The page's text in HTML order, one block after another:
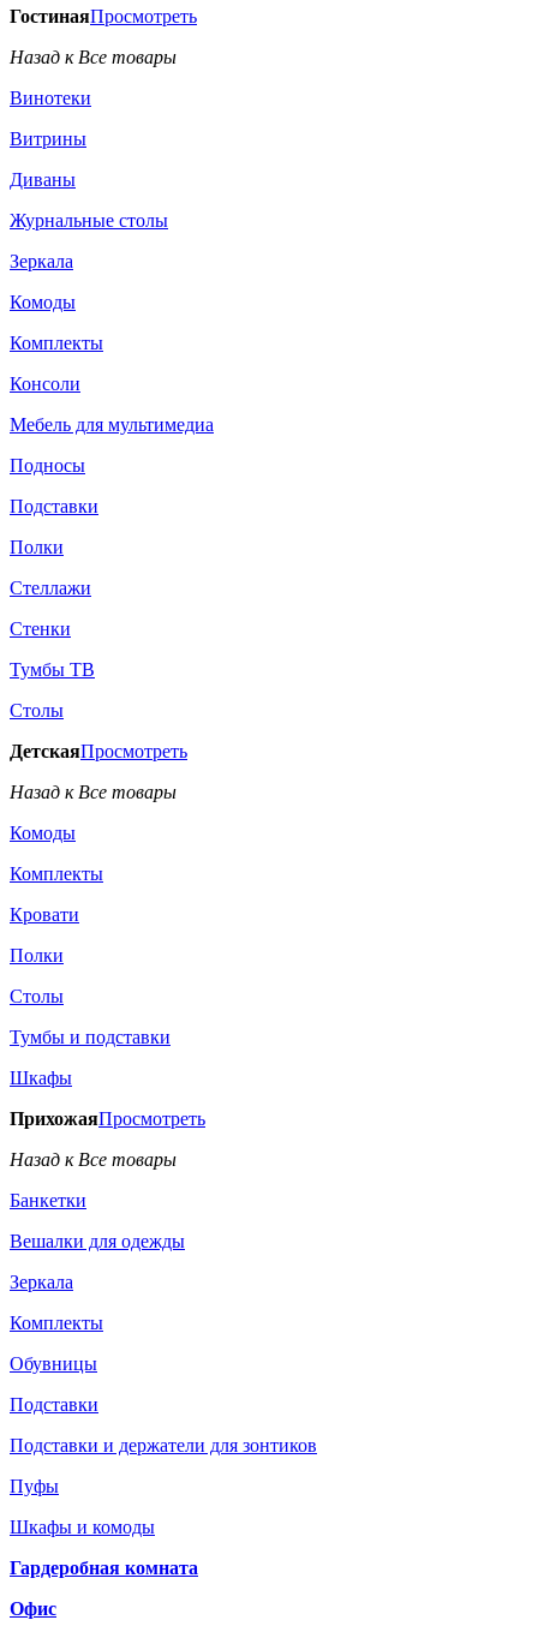
ГостинаяПросмотреть
Назад к Все товары
Винотеки
Витрины
Диваны
Журнальные столы
Зеркала
Комоды
Комплекты
Консоли
Мебель для мультимедиа
Подносы
Подставки
Полки
Стеллажи
Стенки
Тумбы ТВ
Столы
ДетскаяПросмотреть
Назад к Все товары
Комоды
Комплекты
Кровати
Полки
Столы
Тумбы и подставки
Шкафы
ПрихожаяПросмотреть
Назад к Все товары
Банкетки
Вешалки для одежды
Зеркала
Комплекты
Обувницы
Подставки
Подставки и держатели для зонтиков
Пуфы
Шкафы и комоды
Гардеробная комната
Офис